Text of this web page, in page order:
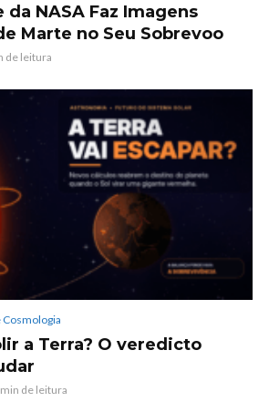
da NASA Faz Imagens
Marte no Seu Sobrevoo
de leitura
a Terra? O veredicto
de leitura